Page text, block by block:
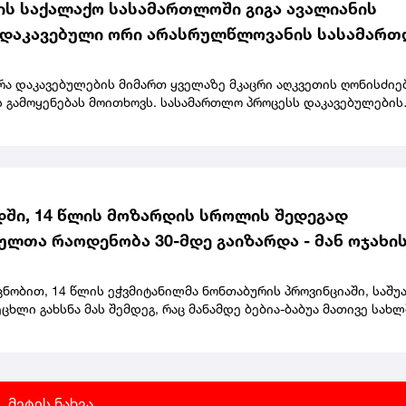
საქალაქო სასამართლოში გიგა ავალიანის
დაკავებული ორი არასრულწლოვანის
მიმდინარეობს - დღევანდელ სხდომაზე მათ
ღონისძიების შეფარდებაზე
დაკავებულების მიმართ ყველაზე მკაცრი აღკვეთის
გამოყენებას მოითხოვს. სასამართლო პროცესს დაკავებულების
14 წლის მოზარდის სროლის შედეგად
რაოდენობა 30-მდე გაიზარდა - მან ოჯახის
სკოლის 5 მასწავლებელი მოკლა
14 წლის ეჭვმიტანილმა ნონთაბურის პროვინციაში,
გახსნა მას შემდეგ, რაც მანამდე ბებია-ბაბუა მათივე
ჯერ არ დაუდგენია, თუ როგორ მოიპოვა მოზარდმა
რომელიც, პოლიციის თქმით, მის ბაბუას ეკუთვნოდა.